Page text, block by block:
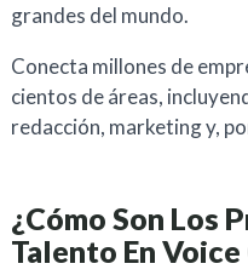
grandes del mundo.
Conecta millones de
cientos de áreas,
redacción, marketing y,
¿Cómo Son Los
Talento En